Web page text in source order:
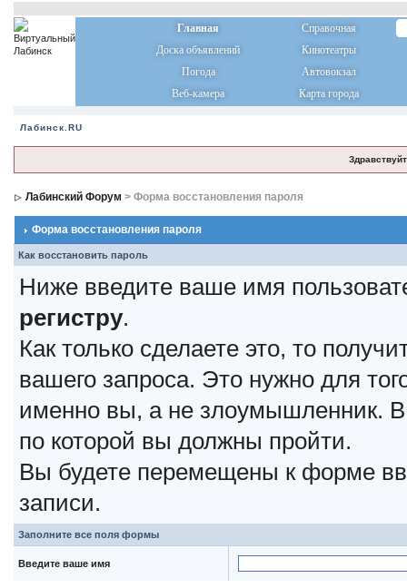
Главная
Справочная
Доска объявлений
Кинотеатры
Погода
Автовокзал
Веб-камера
Карта города
Лабинск.RU
Лабинский Форум > Форма восстановления пароля
Форма восстановления пароля
Как восстановить пароль
Ниже введите ваше имя
регистру.
Как только сделаете это, то
вашего запроса. Это нужно для
именно вы, а не злоумышленник. В
по которой вы должны пройти.
Вы будете перемещены к форме
записи.
Заполните все поля формы
Введите ваше имя